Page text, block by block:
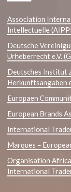
Association
Intellectuelle
Deutsche
Urheberrecht e.V.
Deutsches Institut
Herkunftsangaben
Europaen
European Brands
International
Marques –
Organisation
International